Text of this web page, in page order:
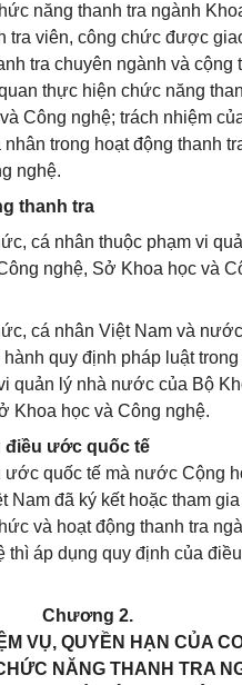
năng thanh tra ngành
tra viên, công chức được
tra chuyên ngành và cộng
thực hiện chức năng
Công nghệ; trách nhiệm
trong hoạt động thanh
nghệ.
thanh tra
cá nhân thuộc phạm vi
nghệ, Sở Khoa học và
cá nhân Việt Nam và
quy định pháp luật
quản lý nhà nước của Bộ
Khoa học và Công nghệ.
điều ước quốc tế
quốc tế mà nước Cộng
Nam đã ký kết hoặc tham
và hoạt động thanh tra
thì áp dụng quy định của
Chương 2.
VỤ, QUYỀN HẠN CỦA
NĂNG THANH TRA